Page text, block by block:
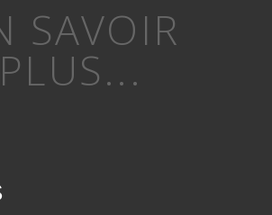
SAVOIR
PLUS...